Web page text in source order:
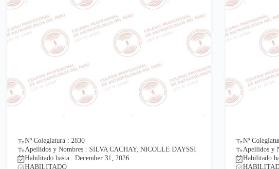
Nº Colegiatura : 2830
Apellidos y Nombres : SILVA CACHAY, NICOLLE DAYSSI
Habilitado hasta : December 31, 2026
HABILITADO
Nº
Apellidos y
Habilitado